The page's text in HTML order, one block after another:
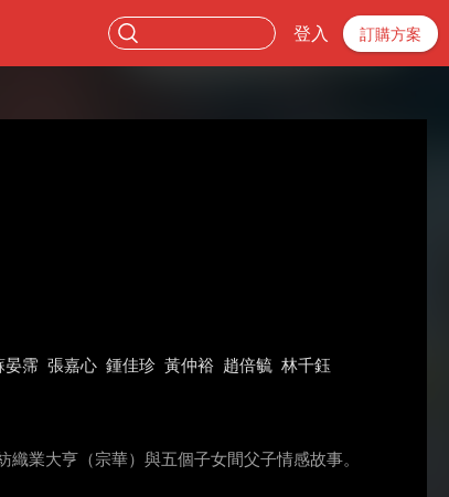
登入 訂購方案
晏霈 張嘉心 鍾佳珍 黃仲裕 趙倍毓 林千鈺
業大亨（宗華）與五個子女間父子情感故事。